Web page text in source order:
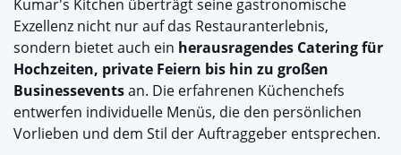
Kumar's Kitchen überträgt seine gastronomische
Exzellenz nicht nur auf das Restauranterlebnis,
sondern bietet auch ein herausragendes Catering für
Hochzeiten, private Feiern bis hin zu großen
Businesseventsan. Die erfahrenen Küchenchefs
entwerfen individuelle Menüs, die den persönlichen
Vorlieben und dem Stil der Auftraggeber entsprechen.